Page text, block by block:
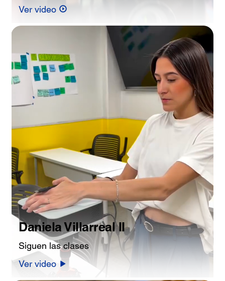
Ver video
Daniela Villarreal II
Siguen las clases
Ver video